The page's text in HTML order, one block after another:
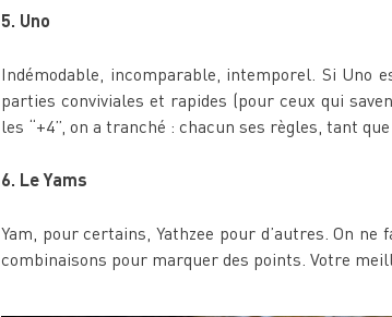
5. Uno
Indémodable, incomparable, intemporel. Si Uno
parties conviviales et rapides (pour ceux qui
les “+4”, on a tranché : chacun ses règles, tant
6. Le Yams
Yam, pour certains, Yathzee pour d’autres. On
combinaisons pour marquer des points. Votre